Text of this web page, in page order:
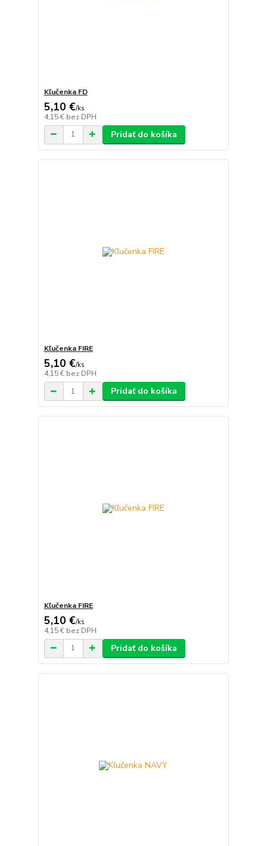
Kľučenka FD
5,10 €/ks
4,15 € bez DPH
Pridať do košíka
Kľučenka FIRE
5,10 €/ks
4,15 € bez DPH
Pridať do košíka
Kľučenka FIRE
5,10 €/ks
4,15 € bez DPH
Pridať do košíka